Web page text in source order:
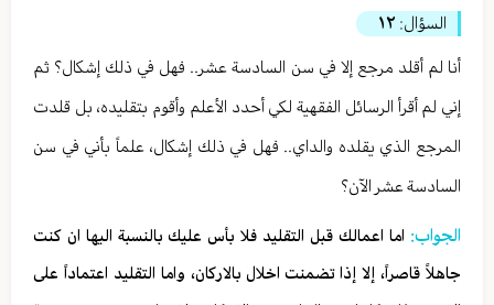
السؤال: ١٢
أنا لم أقلد مرجع إلا في سن السادسة عشر.. فهل في ذلك إشكال؟ ثم
إني لم أقرأ الرسائل الفقهية لكي أحدد الأعلم وأقوم بتقليده، بل قلدت
المرجع الذي يقلده والداي.. فهل في ذلك إشكال، علماً بأني في سن
السادسة عشر الآن؟
الجواب: اما اعمالك قبل التقليد فلا بأس عليك بالنسبة اليها ان كنت
جاهلاً قاصراً، إلا إذا تضمنت اخلال بالاركان، واما التقليد اعتماداً على